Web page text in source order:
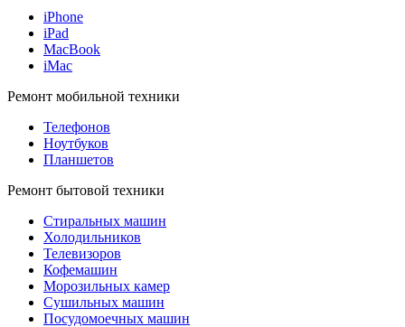
iPhone
iPad
MacBook
iMac
Ремонт мобильной техники
Телефонов
Ноутбуков
Планшетов
Ремонт бытовой техники
Стиральных машин
Холодильников
Телевизоров
Кофемашин
Морозильных камер
Сушильных машин
Посудомоечных машин